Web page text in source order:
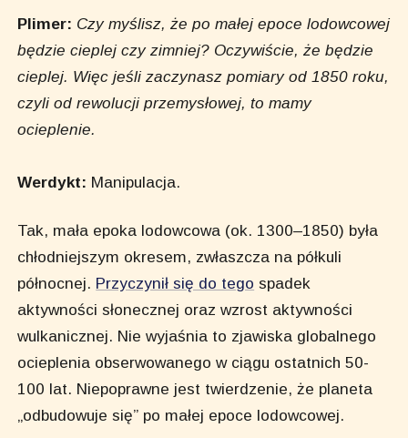
Plimer: Czy myślisz, że po małej epoce lodowcowej
będzie cieplej czy zimniej? Oczywiście, że będzie
cieplej. Więc jeśli zaczynasz pomiary od 1850 roku,
czyli od rewolucji przemysłowej, to mamy
ocieplenie.
Werdykt: Manipulacja.
Tak, mała epoka lodowcowa (ok. 1300–1850) była
chłodniejszym okresem, zwłaszcza na półkuli
północnej. Przyczynił się do tego spadek
aktywności słonecznej oraz wzrost aktywności
wulkanicznej. Nie wyjaśnia to zjawiska globalnego
ocieplenia obserwowanego w ciągu ostatnich 50-
100 lat. Niepoprawne jest twierdzenie, że planeta
„odbudowuje się” po małej epoce lodowcowej.